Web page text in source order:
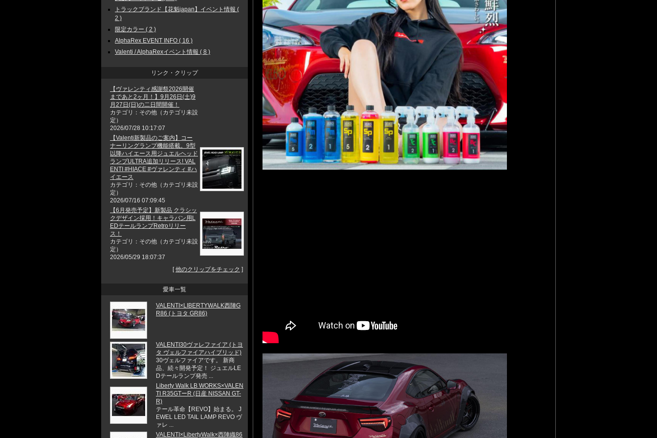
トラックブランド【花魁japan】イベント情報 (
2 )
限定カラー ( 2 )
AlphaRex EVENT INFO ( 16 )
Valenti / AlphaRexイベント情報 ( 8 )
リンク・クリップ
【ヴァレンティ感謝祭2026開催
まであと2ヶ月！】9月26日(土)9
月27日(日)の二日間開催！
カテゴリ：その他（カテゴリ未設
定）
2026/07/28 10:17:07
【Valenti新製品のご案内】コー
ナーリングランプ機能搭載。9型
以降ハイエース用ジュエルヘッド
ランプULTRA追加リリース! VAL
ENTI #HIACE #ヴァレンティ #ハ
イエース
カテゴリ：その他（カテゴリ未設
定）
2026/07/16 07:09:45
【6月発売予定】新製品 クラシッ
クデザイン採用！キャラバン用L
EDテールランプRetroリリー
ス！
カテゴリ：その他（カテゴリ未設
定）
2026/05/29 18:07:37
[他のクリップをチェック ]
愛車一覧
VALENTI×LIBERTYWALK西陣G
R86 (トヨタ GR86)
VALENTI30ヴァレファイア (トヨ
タ ヴェルファイアハイブリッド)
30ヴェルファイアです。 新商
品、続々開発予定！ ジュエルLE
Dテールランプ発売 ...
Liberty Walk LB WORKS×VALEN
TI R35GTーR (日産 NISSAN GT-
R)
テール革命【REVO】始まる。 J
EWEL LED TAIL LAMP REVO ヴ
ァレ ...
VALENTI×LibertyWalk×西陣織86